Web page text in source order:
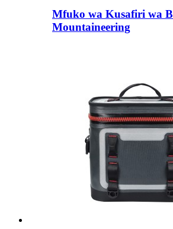
Mfuko wa Kusafiri wa
Mountaineering